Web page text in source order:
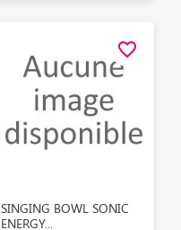
Aperçu rapide
SINGING BOWL SONIC
ENERGY...
favorite_border